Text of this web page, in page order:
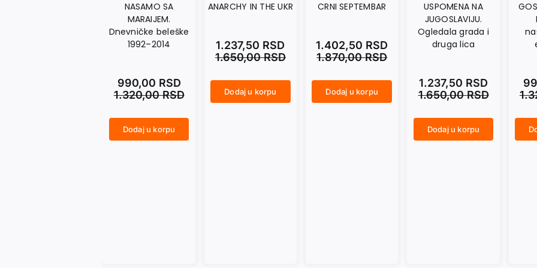
NASAMO SA
MARAIJEM.
Dnevničke beleške
1992–2014
1.320,00RSD
990,00 RSD
Dodaj u korpu
ANARCHY IN THE UKR
1.650,00RSD
1.237,50 RSD
Dodaj u korpu
CRNI SEPTEMBAR
1.870,00RSD
1.402,50 RSD
Dodaj u korpu
USPOMENA NA
JUGOSLAVIJU.
Ogledala grada i
druga lica
1.650,00RSD
1.237,50 RSD
Dodaj u korpu